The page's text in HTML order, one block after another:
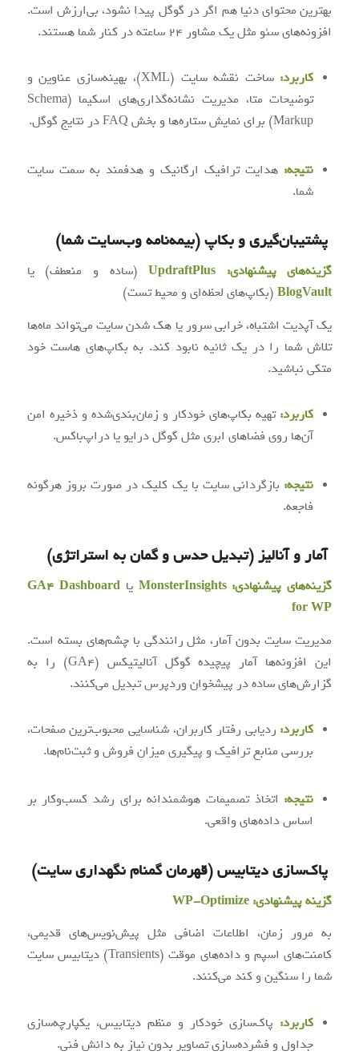
بهترین محتوای دنیا هم اگر در گوگل پیدا نشود، بی‌ارزش است.
افزونه‌های سئو مثل یک مشاور ۲۴ ساعته در کنار شما هستند.
کاربرد:
ساخت نقشه سایت (XML)، بهینه‌سازی عناوین و
توضیحات متا، مدیریت نشانه‌گذاری‌های اسکیما (Schema
Markup) برای نمایش ستاره‌ها و بخش FAQ در نتایج گوگل.
نتیجه: هدایت ترافیک ارگانیک و هدفمند به سمت سایت
شما.
پشتیبان‌گیری و بکاپ (بیمه‌نامه وب‌سایت شما)
گزینه‌های پیشنهادی: UpdraftPlus(ساده و منعطف) یا
BlogVault(بکاپ‌های لحظه‌ای و محیط تست)
یک آپدیت اشتباه، خرابی سرور یا هک شدن سایت می‌تواند ماه‌ها
تلاش شما را در یک ثانیه نابود کند. به بکاپ‌های هاست خود
متکی نباشید.
کاربرد: تهیه بکاپ‌های خودکار و زمان‌بندی‌شده و ذخیره امن
آن‌ها روی فضاهای ابری مثل گوگل درایو یا دراپ‌باکس.
نتیجه: بازگردانی سایت با یک کلیک در صورت بروز هرگونه
فاجعه.
آمار و آنالیز (تبدیل حدس و گمان به استراتژی)
گزینه‌های پیشنهادی: MonsterInsights یاGA4 Dashboard
for WP
مدیریت سایت بدون آمار، مثل رانندگی با چشم‌های بسته است.
این افزونه‌ها آمار پیچیده گوگل آنالیتیکس (GA4) را به
گزارش‌های ساده در پیشخوان وردپرس تبدیل می‌کنند.
کاربرد: ردیابی رفتار کاربران، شناسایی محبوب‌ترین صفحات،
بررسی منابع ترافیک و پیگیری میزان فروش و ثبت‌نام‌ها.
نتیجه: اتخاذ تصمیمات هوشمندانه برای رشد کسب‌وکار بر
اساس داده‌های واقعی.
پاک‌سازی دیتابیس (قهرمان گمنام نگهداری سایت)
گزینه پیشنهادی: WP-Optimize
به مرور زمان، اطلاعات اضافی مثل پیش‌نویس‌های قدیمی،
کامنت‌های اسپم و داده‌های موقت (Transients) دیتابیس سایت
شما را سنگین و کند می‌کنند.
کاربرد: پاک‌سازی خودکار و منظم دیتابیس، یکپارچه‌سازی
جداول و فشرده‌سازی تصاویر بدون نیاز به دانش فنی.